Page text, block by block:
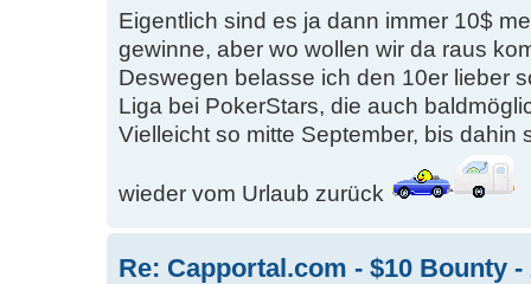
Eigentlich sind es ja dann immer 10$
gewinne, aber wo wollen wir da raus
Deswegen belasse ich den 10er lieber
Liga bei PokerStars, die auch
Vielleicht so mitte September, bis dahin
wieder vom Urlaub zurück
Re: Capportal.com - $10 Bounty -